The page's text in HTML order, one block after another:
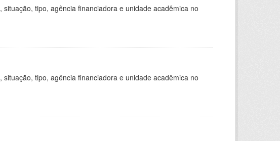
tipo, agência financiadora e unidade acadêmica no
tipo, agência financiadora e unidade acadêmica no